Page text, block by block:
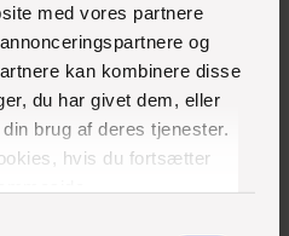
med vores partnere
og
kan kombinere disse
du har givet dem, eller
brug af deres tjenester.
hvis du fortsætter